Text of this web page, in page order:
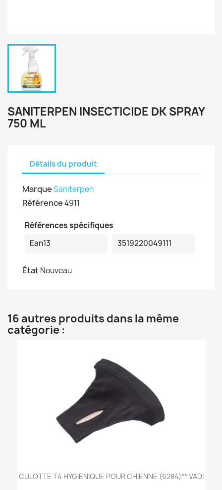
SANITERPEN INSECTICIDE DK SPRAY
750 ML
Détails du produit
MarqueSaniterpen
Référence4911
Références spécifiques
Ean13
3519220049111
ÉtatNouveau
16 autres produits dans la même
catégorie :
CULOTTE T4 HYGIENIQUE POUR CHIENNE (6284)** VADI